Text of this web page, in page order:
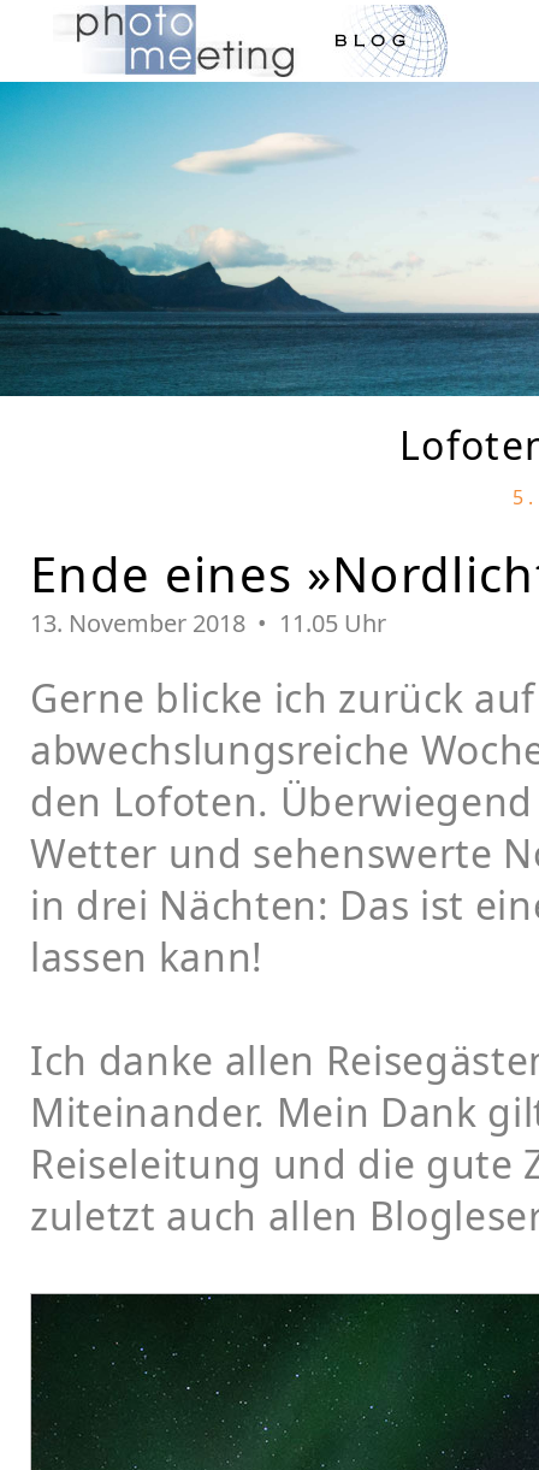
Ende eines
13. November 2018 • 11.05 Uhr
Gerne blicke ich zurück
abwechslungsreiche
den Lofoten.
Wetter und sehenswerte
in drei Nächten: Das ist
lassen kann!
Ich danke allen
Miteinander. Mein Dank
Reiseleitung und die gute
zuletzt auch allen